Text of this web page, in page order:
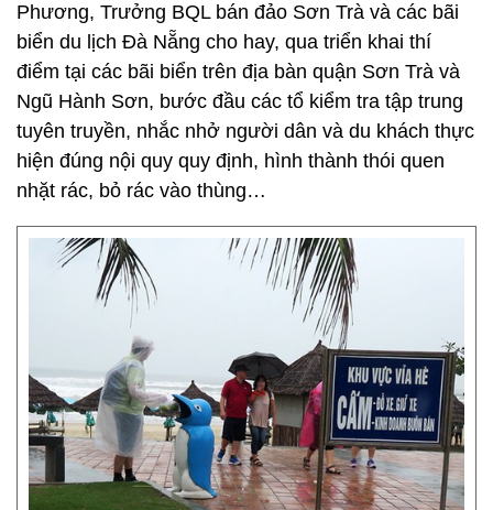
Phương, Trưởng BQL bán đảo Sơn Trà và các bãi
biển du lịch Đà Nẵng cho hay, qua triển khai thí
điểm tại các bãi biển trên địa bàn quận Sơn Trà và
Ngũ Hành Sơn, bước đầu các tổ kiểm tra tập trung
tuyên truyền, nhắc nhở người dân và du khách thực
hiện đúng nội quy quy định, hình thành thói quen
nhặt rác, bỏ rác vào thùng…